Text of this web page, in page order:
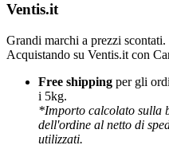
Ventis.it
Grandi marchi a prezzi scontati.
Acquistando su Ventis.it con
Free shipping per gli
i 5kg.
*Importo calcolato sulla
dell'ordine al netto di
utilizzati.